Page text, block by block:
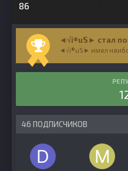
86
◄√i®uS► стал
◄√i®uS► имел
46 ПОДПИСЧИКОВ